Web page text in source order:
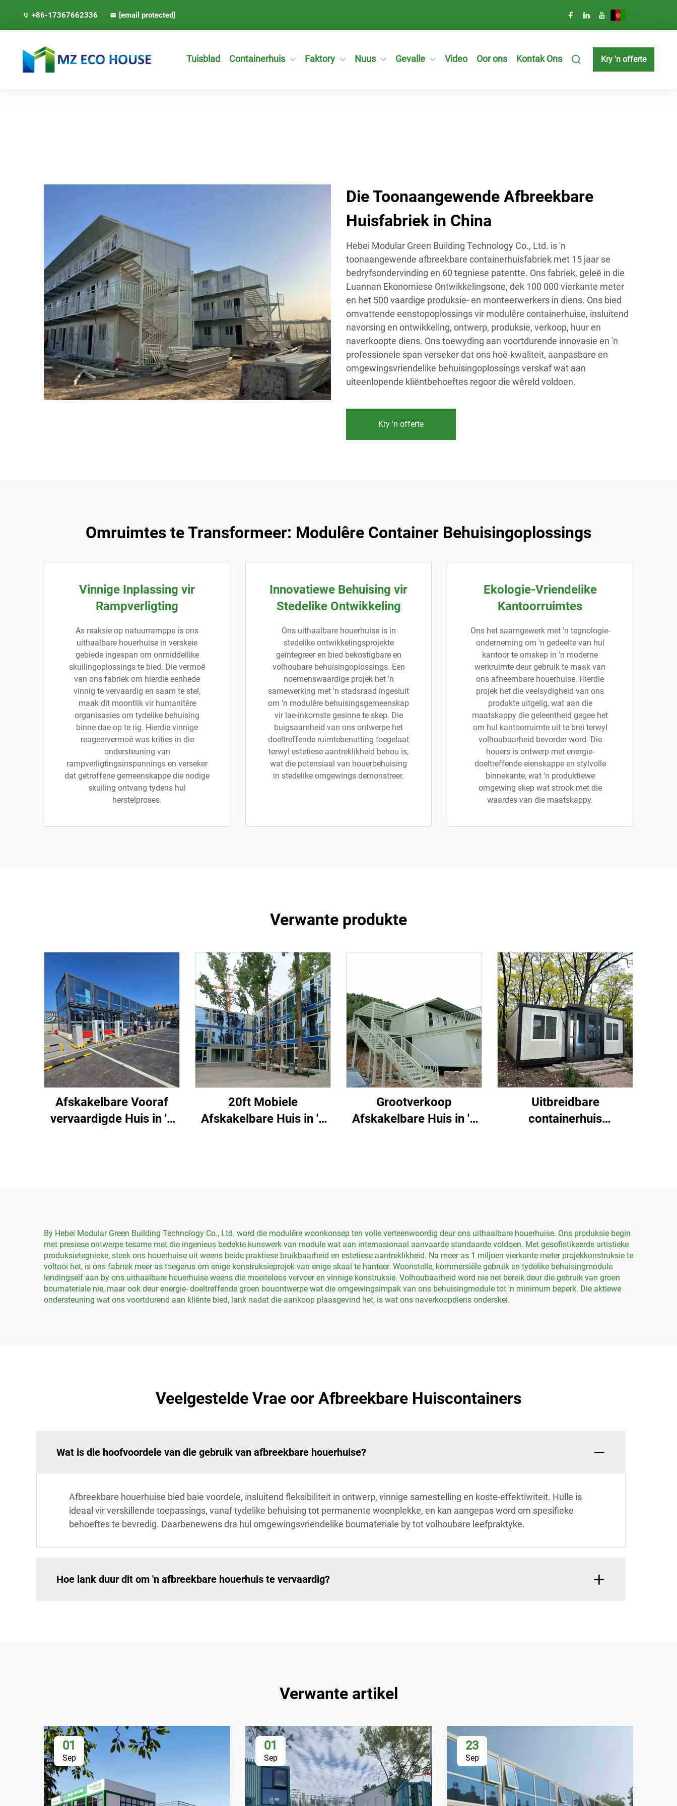
+86-17367662336 [email protected]
Tuisblad Containerhuis Faktory Nuus Gevalle Video Oor ons Kontak Ons Kry 'n offerte
Die Toonaangewende Afbreekbare
Huisfabriek in China
Hebei Modular Green Building Technology Co., Ltd. is 'n
toonaangewende afbreekbare containerhuisfabriek met 15 jaar se
bedryfsondervinding en 60 tegniese patentte. Ons fabriek, geleë in die
Luannan Ekonomiese Ontwikkelingsone, dek 100 000 vierkante meter
en het 500 vaardige produksie- en monteerwerkers in diens. Ons bied
omvattende eenstopoplossings vir modulêre containerhuise, insluitend
navorsing en ontwikkeling, ontwerp, produksie, verkoop, huur en
naverkoopte diens. Ons toewyding aan voortdurende innovasie en 'n
professionele span verseker dat ons hoë-kwaliteit, aanpasbare en
omgewingsvriendelike behuisingoplossings verskaf wat aan
uiteenlopende kliëntbehoeftes regoor die wêreld voldoen.
Kry 'n offerte
Omruimtes te Transformeer: Modulêre Container Behuisingoplossings
Vinnige Inplassing vir
Rampverligting
As reaksie op natuurramppe is ons
uithaalbare houerhuise in verskeie
gebiede ingespan om onmiddellike
skuilingoplossings te bied. Die vermoë
van ons fabriek om hierdie eenhede
vinnig te vervaardig en saam te stel,
maak dit moontlik vir humanitêre
organisasies om tydelike behuising
binne dae op te rig. Hierdie vinnige
reageervermoë was krities in die
ondersteuning van
rampverligtingsinspannings en verseker
dat getroffene gemeenskappe die nodige
skuiling ontvang tydens hul
herstelproses.
Innovatiewe Behuising vir
Stedelike Ontwikkeling
Ons uithaalbare houerhuise is in
stedelike ontwikkelingsprojekte
geïntegreer en bied bekostigbare en
volhoubare behuisingoplossings. Een
noemenswaardige projek het 'n
samewerking met 'n stadsraad ingesluit
om 'n modulêre behuisingsgemeenskap
vir lae-inkomste gesinne te skep. Die
buigsaamheid van ons ontwerpe het
doeltreffende ruimtebenutting toegelaat
terwyl estetiese aantreklikheid behou is,
wat die potensiaal van houerbehuising
in stedelike omgewings demonstreer.
Ekologie-Vriendelike
Kantoorruimtes
Ons het saamgewerk met 'n tegnologie-
onderneming om 'n gedeelte van hul
kantoor te omskep in 'n moderne
werkruimte deur gebruik te maak van
ons afneembare houerhuise. Hierdie
projek het die veelsydigheid van ons
produkte uitgelig, wat aan die
maatskappy die geleentheid gegee het
om hul kantoorruimte uit te brei terwyl
volhoubaarheid bevorder word. Die
houers is ontwerp met energie-
doeltreffende eienskappe en stylvolle
binnekante, wat 'n produktiewe
omgewing skep wat strook met die
waardes van die maatskappy.
Verwante produkte
Afskakelbare Vooraf
vervaardigde Huis in 'n
20ft Mobiele
Afskakelbare Huis in 'n
Grootverkoop
Afskakelbare Huis in 'n
Uitbreidbare
containerhuis
By Hebei Modular Green Building Technology Co., Ltd. word die modulêre woonkonsep ten volle verteenwoordig deur ons uithaalbare houerhuise. Ons produksie begin
met presiese ontwerpe tesame met die ingenieus bedekte kunswerk van module wat aan internasionaal aanvaarde standaarde voldoen. Met gesofistikeerde artistieke
produksietegnieke, steek ons houerhuise uit weens beide praktiese bruikbaarheid en estetiese aantreklikheid. Na meer as 1 miljoen vierkante meter projekkonstruksie te
voltooi het, is ons fabriek meer as toegerus om enige konstruksieprojek van enige skaal te hanteer. Woonstelle, kommersiële gebruik en tydelike behuisingmodule
lendingself aan by ons uithaalbare houerhuise weens die moeiteloos vervoer en vinnige konstruksie. Volhoubaarheid word nie net bereik deur die gebruik van groen
boumateriale nie, maar ook deur energie- doeltreffende groen bouontwerpe wat die omgewingsimpak van ons behuisingmodule tot 'n minimum beperk. Die aktiewe
ondersteuning wat ons voortdurend aan kliënte bied, lank nadat die aankoop plaasgevind het, is wat ons naverkoopdiens onderskei.
Veelgestelde Vrae oor Afbreekbare Huiscontainers
Wat is die hoofvoordele van die gebruik van afbreekbare houerhuise?
Afbreekbare houerhuise bied baie voordele, insluitend fleksibiliteit in ontwerp, vinnige samestelling en koste-effektiwiteit. Hulle is
ideaal vir verskillende toepassings, vanaf tydelike behuising tot permanente woonplekke, en kan aangepas word om spesifieke
behoeftes te bevredig. Daarbenewens dra hul omgewingsvriendelike boumateriale by tot volhoubare leefpraktyke.
Hoe lank duur dit om 'n afbreekbare houerhuis te vervaardig?
Verwante artikel
01
Sep
01
Sep
23
Sep